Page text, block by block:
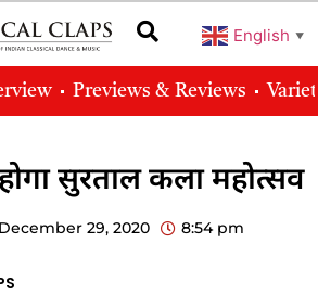
English ▼
Previews & Reviews
सुरताल कला महोत्सव
December 29, 2020 8:54 pm